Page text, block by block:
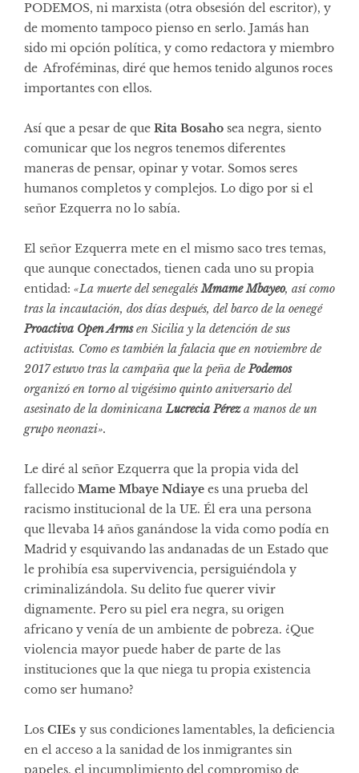
PODEMOS, ni marxista (otra obsesión del escritor), y
de momento tampoco pienso en serlo. Jamás han
sido mi opción política, y como redactora y miembro
de Afroféminas, diré que hemos tenido algunos roces
importantes con ellos.
Así que a pesar de que Rita Bosaho sea negra, siento
comunicar que los negros tenemos diferentes
maneras de pensar, opinar y votar. Somos seres
humanos completos y complejos. Lo digo por si el
señor Ezquerra no lo sabía.
El señor Ezquerra mete en el mismo saco tres temas,
que aunque conectados, tienen cada uno su propia
entidad: «La muerte del senegalésMmame Mbayeo, así como
tras la incautación, dos días después, del barco de la oenegé
Proactiva Open Armsen Sicilia y la detención de sus
activistas. Como es también la falacia que en noviembre de
2017 estuvo tras la campaña que la peña dePodemos
organizó en torno al vigésimo quinto aniversario del
asesinato de la dominicanaLucrecia Péreza manos de un
grupo neonazi».
Le diré al señor Ezquerra que la propia vida del
fallecido Mame Mbaye Ndiaye es una prueba del
racismo institucional de la UE. Él era una persona
que llevaba 14 años ganándose la vida como podía en
Madrid y esquivando las andanadas de un Estado que
le prohibía esa supervivencia, persiguiéndola y
criminalizándola. Su delito fue querer vivir
dignamente. Pero su piel era negra, su origen
africano y venía de un ambiente de pobreza. ¿Que
violencia mayor puede haber de parte de las
instituciones que la que niega tu propia existencia
como ser humano?
Los CIEs y sus condiciones lamentables, la deficiencia
en el acceso a la sanidad de los inmigrantes sin
papeles, el incumplimiento del compromiso de